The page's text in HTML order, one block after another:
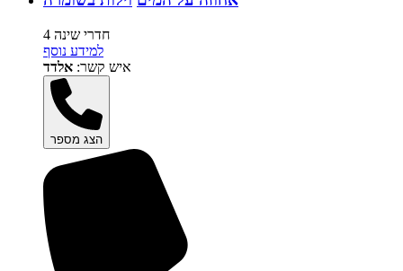
4 חדרי שינה
למידע נוסף
איש קשר: אלדד
הצג מספר